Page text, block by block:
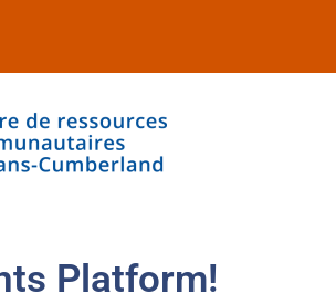
Platform!